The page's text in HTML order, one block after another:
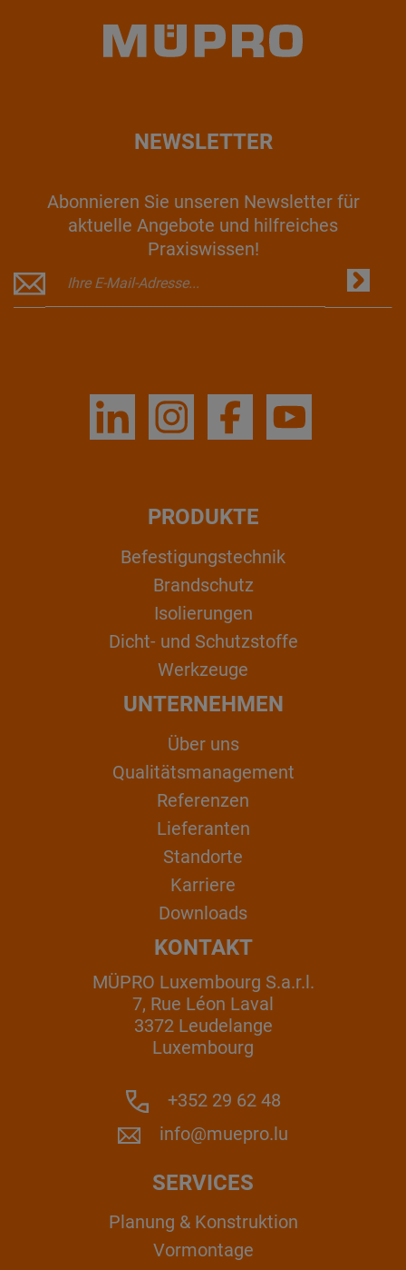
NEWSLETTER
Abonnieren Sie unseren Newsletter für
aktuelle Angebote und hilfreiches
Praxiswissen!
PRODUKTE
Befestigungstechnik
Brandschutz
Isolierungen
Dicht- und Schutzstoffe
Werkzeuge
UNTERNEHMEN
Über uns
Qualitätsmanagement
Referenzen
Lieferanten
Standorte
Karriere
Downloads
KONTAKT
MÜPRO Luxembourg S.a.r.l.
7, Rue Léon Laval
3372 Leudelange
Luxembourg
+352 29 62 48
info@muepro.lu
SERVICES
Planung & Konstruktion
Vormontage